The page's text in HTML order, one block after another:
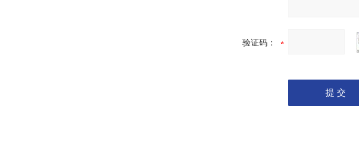
验证码：